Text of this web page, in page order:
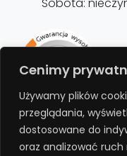
Cenimy
Używamy plików
przeglądania,
dostosowane do
oraz analizować ruch
Bezpłatnie
miesięcy